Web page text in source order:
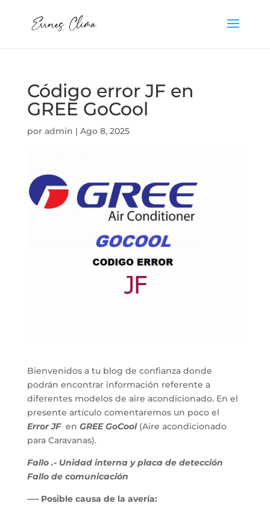
Código error JF en
GREE GoCool
por admin | Ago 8, 2025
Bienvenidos a tu blog de confianza donde
podrán encontrar información referente a
diferentes modelos de aire acondicionado. En el
presente artículo comentaremos un poco el
Error JFen GREE GoCool(Aire acondicionado
para Caravanas).
Fallo .- Unidad interna y placa de detección
Fallo de comunicación
—- Posible causa de la avería: